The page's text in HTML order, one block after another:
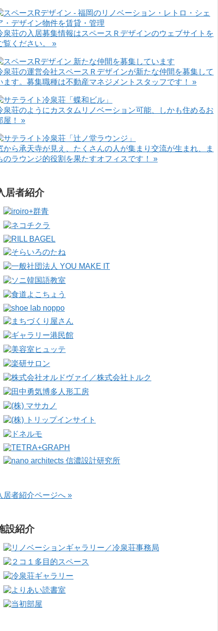
泉荘の入居募集情報はスペースＲデザインのウェブサイトを
覧ください。 »
泉荘の運営会社スペースＲデザインが新たな仲間を募集して
ます。募集職種は不動産マネジメントスタッフです！ »
泉荘のようにカスタムリノベーション可能、しかも住めるお
屋！ »
から承天寺が見え、たくさんの人が集まり交流が生まれ、ま
のラウンジ的役割を果たすオフィスです！ »
居者紹介
居者紹介ページへ »
設紹介